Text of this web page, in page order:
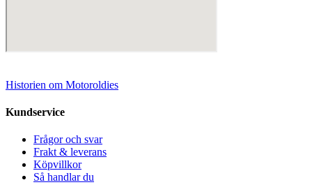
Historien om Motoroldies
Kundservice
Frågor och svar
Frakt & leverans
Köpvillkor
Så handlar du